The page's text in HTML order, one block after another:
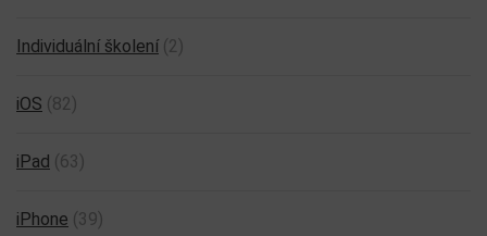
Individuální školení (2)
iOS (82)
iPad (63)
iPhone (39)